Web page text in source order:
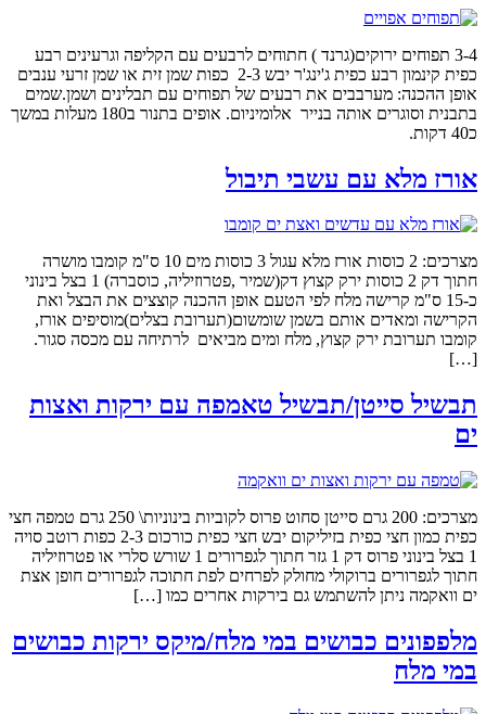
3-4 תפוחים ירוקים(גרנד ) חתוחים לרבעים עם הקליפה וגרעינים רבע
כפית קינמון רבע כפית ג'ינג'ר יבש 2-3 כפות שמן זית או שמן זרעי ענבים
אופן ההכנה: מערבבים את רבעים של תפוחים עם תבלינים ושמן.שמים
בתבנית וסוגרים אותה בנייר אלומיניום. אופים בתנור ב180 מעלות במשך
כ40 דקות.
אורז מלא עם עשבי תיבול
מצרכים: 2 כוסות אורז מלא עגול 3 כוסות מים 10 ס"מ קומבו מושרה
חתוך דק 2 כוסות ירק קצוץ דק(שמיר ,פטרוזיליה, כוסברה) 1 בצל בינוני
כ-15 ס"מ קרישה מלח לפי הטעם אופן ההכנה קוצצים את הבצל ואת
הקרישה ומאדים אותם בשמן שומשום(תערובת בצלים)מוסיפים אורז,
קומבו תערובת ירק קצוץ, מלח ומים מביאים לרתיחה עם מכסה סגור.
[…]
תבשיל סייטן/תבשיל טאמפה עם ירקות ואצות
ים
מצרכים: 200 גרם סייטן סחוט פרוס לקוביות בינוניות\ 250 גרם טמפה חצי
כפית כמון חצי כפית בזיליקום יבש חצי כפית כורכום 2-3 כפות רוטב סויה
1 בצל בינוני פרוס דק 1 גזר חתוך לגפרורים 1 שורש סלרי או פטרוזיליה
חתוך לגפרורים ברוקולי מחולק לפרחים לפת חתוכה לגפרורים חופן אצת
ים וואקמה ניתן להשתמש גם בירקות אחרים כמו […]
מלפפונים כבושים במי מלח/מיקס ירקות כבושים
במי מלח